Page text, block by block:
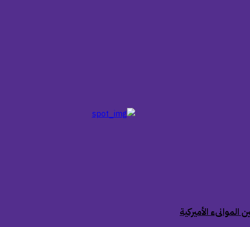
الأميركية